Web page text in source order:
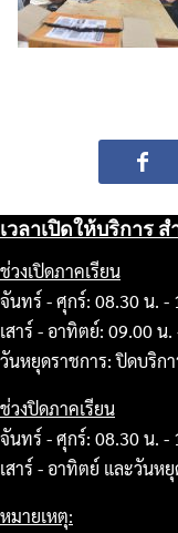
เวลาเปิดให้บริการ
ช่วงเปิดภาคเรียน
จันทร์ - ศุกร์: 08.30 น. -
เสาร์ - อาทิตย์: 09.00 น
วันหยุดราชการ: ปิดบริกา
ช่วงปิดภาคเรียน
จันทร์ - ศุกร์: 08.30 น. -
เสาร์ - อาทิตย์ และวันห
หมายเหตุ: